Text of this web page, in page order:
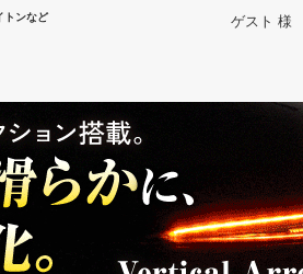
トンなど ゲスト 様